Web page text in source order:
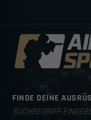
FINDE DEINE
Products